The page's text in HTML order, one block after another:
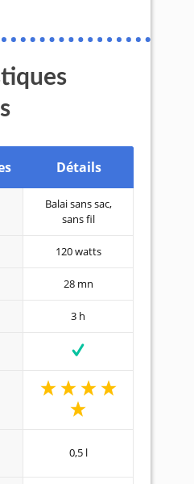
Détails
Balai sans sac,
sans fil
120 watts
28 mn
3 h
0,5 l